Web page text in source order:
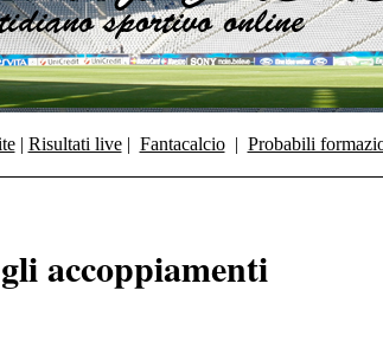
| Risultati live| Fantacalcio| Probabili
accoppiamenti